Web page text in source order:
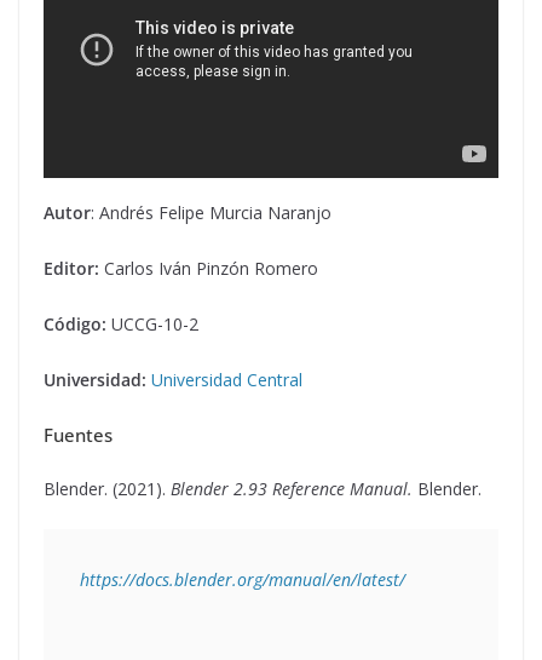
Autor: Andrés Felipe Murcia Naranjo
Editor: Carlos Iván Pinzón Romero
Código: UCCG-10-2
Universidad: Universidad Central
Fuentes
Blender. (2021). Blender 2.93 Reference Manual. Blender.
https://docs.blender.org/manual/en/latest/